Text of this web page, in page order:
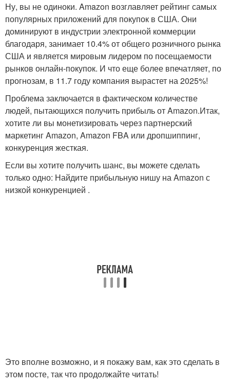
Ну, вы не одиноки. Amazon возглавляет рейтинг самых
популярных приложений для покупок в США. Они
доминируют в индустрии электронной коммерции
благодаря, занимает 10.4% от общего розничного рынка
США и является мировым лидером по посещаемости
рынков онлайн-покупок. И что еще более впечатляет, по
прогнозам, в 11.7 году компания вырастет на 2025%!
Проблема заключается в фактическом количестве
людей, пытающихся получить прибыль от Amazon.Итак,
хотите ли вы монетизировать через партнерский
маркетинг Amazon, Amazon FBA или дропшиппинг,
конкуренция жесткая.
Если вы хотите получить шанс, вы можете сделать
только одно: Найдите прибыльную нишу на Amazon с
низкой конкуренцией .
Это вполне возможно, и я покажу вам, как это сделать в
этом посте, так что продолжайте читать!